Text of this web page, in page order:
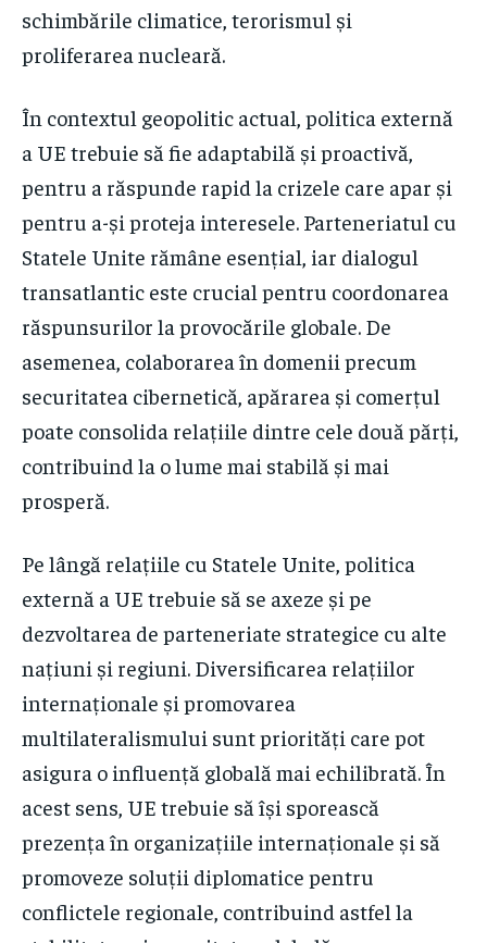
schimbările climatice, terorismul și
proliferarea nucleară.
În contextul geopolitic actual, politica externă
a UE trebuie să fie adaptabilă și proactivă,
pentru a răspunde rapid la crizele care apar și
pentru a-și proteja interesele. Parteneriatul cu
Statele Unite rămâne esențial, iar dialogul
transatlantic este crucial pentru coordonarea
răspunsurilor la provocările globale. De
asemenea, colaborarea în domenii precum
securitatea cibernetică, apărarea și comerțul
poate consolida relațiile dintre cele două părți,
contribuind la o lume mai stabilă și mai
prosperă.
Pe lângă relațiile cu Statele Unite, politica
externă a UE trebuie să se axeze și pe
dezvoltarea de parteneriate strategice cu alte
națiuni și regiuni. Diversificarea relațiilor
internaționale și promovarea
multilateralismului sunt priorități care pot
asigura o influență globală mai echilibrată. În
acest sens, UE trebuie să își sporească
prezența în organizațiile internaționale și să
promoveze soluții diplomatice pentru
conflictele regionale, contribuind astfel la